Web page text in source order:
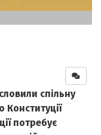
спільну
потребує